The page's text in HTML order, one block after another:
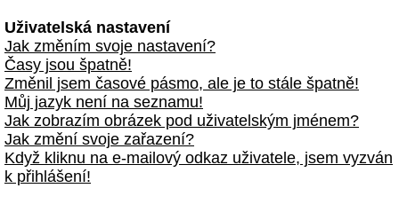
Uživatelská nastavení
Jak změním svoje nastavení?
Časy jsou špatně!
Změnil jsem časové pásmo, ale je to stále špatně!
Můj jazyk není na seznamu!
Jak zobrazím obrázek pod uživatelským jménem?
Jak změní svoje zařazení?
Když kliknu na e-mailový odkaz uživatele, jsem vyzván
k přihlášení!